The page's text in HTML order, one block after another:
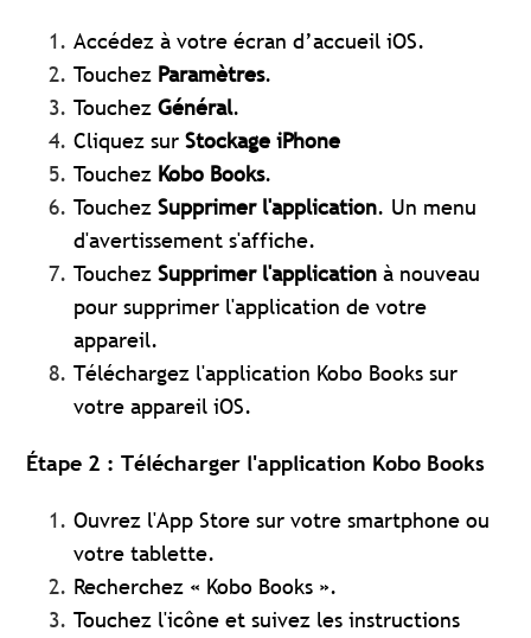
Accédez à votre écran d’accueil iOS.
Touchez Paramètres.
TouchezGénéral.
Cliquez surStockage iPhone
Touchez Kobo Books.
TouchezSupprimer l'application. Un menu
d'avertissement s'affiche.
TouchezSupprimer l'application à nouveau
pour supprimer l'application de votre
appareil.
Téléchargez l'application Kobo Books sur
votre appareil iOS.
Étape 2 : Télécharger l'application Kobo Books
Ouvrez l'App Store sur votre smartphone ou
votre tablette.
Recherchez « Kobo Books ».
Touchez l'icône et suivez les instructions